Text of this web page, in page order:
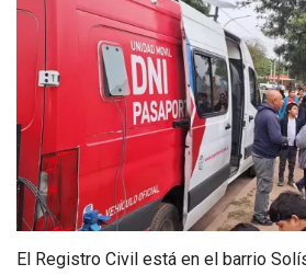
El Registro Civil está en el barrio